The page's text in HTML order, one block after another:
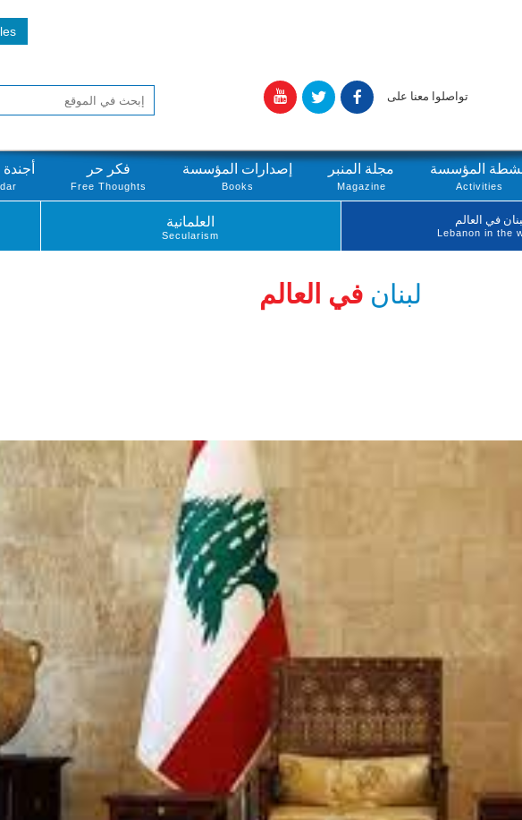
تواصلوا معنا على
المؤسسة
Activities
مجلة المنبر
Magazine
إصدارات المؤسسة
Books
فكر حر
Free Thoughts
في العالم
Lebanon in the
العلمانية
Secularism
لبنان في العالم